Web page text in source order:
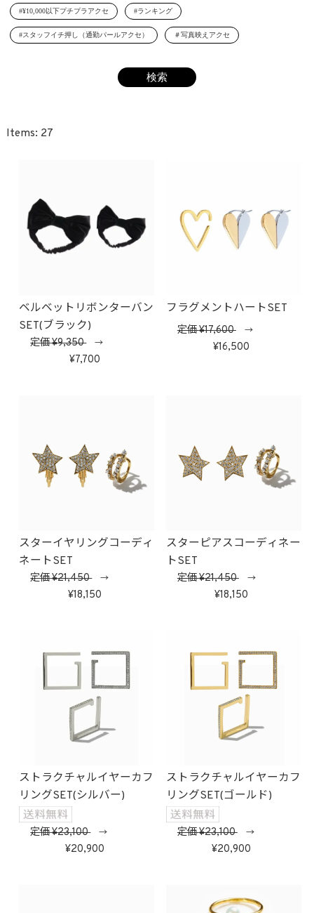
イニシャル
在庫あり
受注生産
価格が安い順
価格が高い順
レビュー順
#¥10,000以下プチプラアクセ #ランキング
#スタッフイチ押し（通勤パールアクセ） ＃写真映えアクセ
27
ベルベットリボンターバン
SET(ブラック)
定価 9,350→
7,700
フラグメントハートSET
定価 17,600→
16,500
スターイヤリングコーディ
ネートSET
定価 21,450→
18,150
スターピアスコーディネー
トSET
定価 21,450→
18,150
ストラクチャルイヤーカフ
リングSET(シルバー)
定価 23,100→
20,900
ストラクチャルイヤーカフ
リングSET(ゴールド)
定価 23,100→
20,900